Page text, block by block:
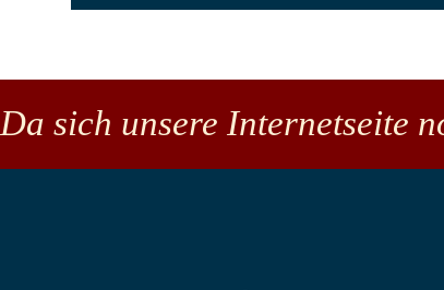
Da sich unsere Internetseite